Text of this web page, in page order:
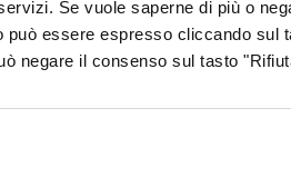
Se vuole saperne di più o
può essere espresso cliccando sul
negare il consenso sul tasto